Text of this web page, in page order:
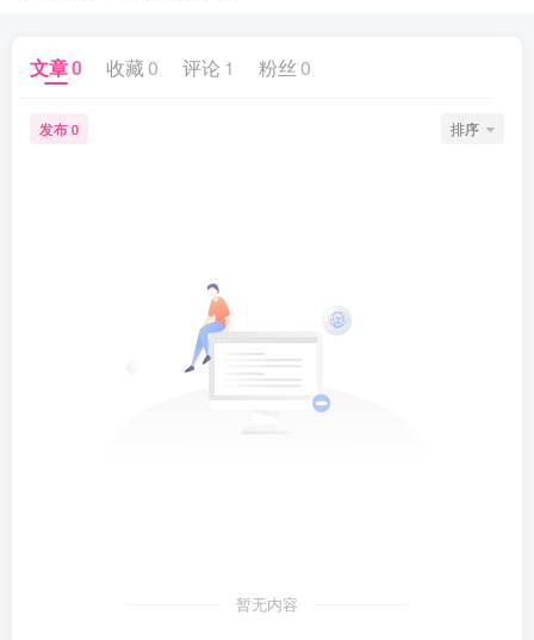
文章0 收藏 0 评论 1 粉丝 0
发布 0 排序
暂无内容